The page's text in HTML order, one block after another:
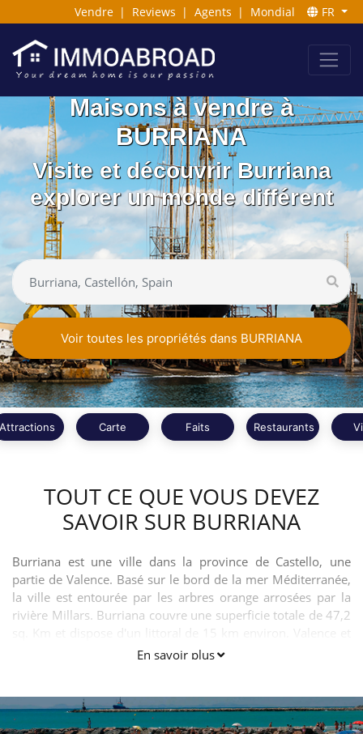
Vendre | Reviews | Agents | Mondial FR
Maisons à vendre à
BURRIANA
Visite et découvrir Burriana
explorer un monde différent
Voir toutes les propriétés dans BURRIANA
Attractions Carte Faits Restaurants
TOUT CE QUE VOUS DEVEZ
SAVOIR SUR BURRIANA
Burriana est une ville dans la province de Castello, une
partie de Valence. Basé sur le bord de la mer Méditerranée,
la ville est entourée par les arbres orange arrosées par la
rivière Millars. Burriana couvre une superficie totale de 47,2
sq. Km et dispose d'un littoral de 15 km environ. Valence et
l'espagnol sont les langues officielles de la ville.
En savoir plus